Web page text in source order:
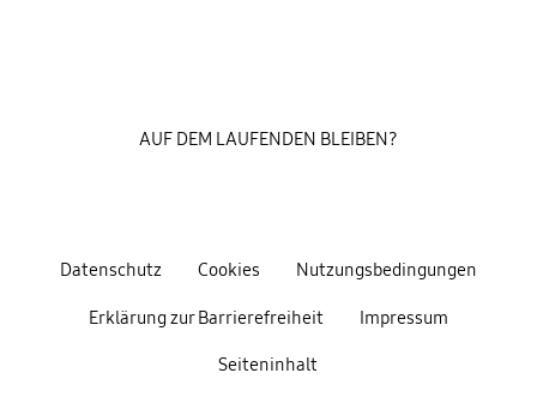
Datenschutz Cookies Nutzungsbedingungen
Erklärung zur Barrierefreiheit Impressum
Seiteninhalt
AUF DEM LAUFENDEN BLEIBEN?